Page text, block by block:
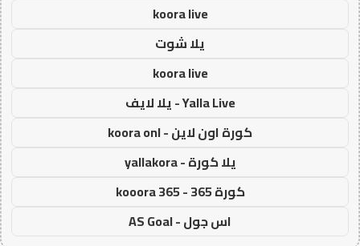
koora live
يلا شوت
koora live
Yalla Live - يلا لايف
كورة اون لاين - koora onl
يلا كورة - yallakora
كورة 365 - kooora 365
اس جول - AS Goal